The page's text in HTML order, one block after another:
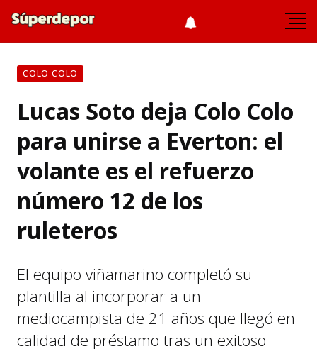
COLO COLO
Lucas Soto deja Colo Colo
para unirse a Everton: el
volante es el refuerzo
número 12 de los
ruleteros
El equipo viñamarino completó su
plantilla al incorporar a un
mediocampista de 21 años que llegó en
calidad de préstamo tras un exitoso